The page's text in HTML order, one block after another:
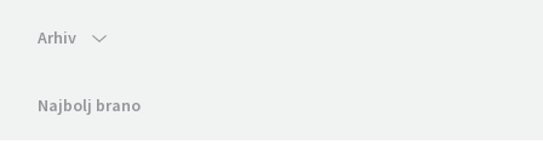
Arhiv
Najbolj brano